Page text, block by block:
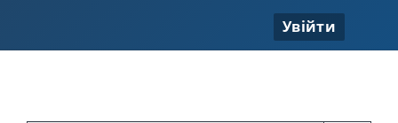
Увійти